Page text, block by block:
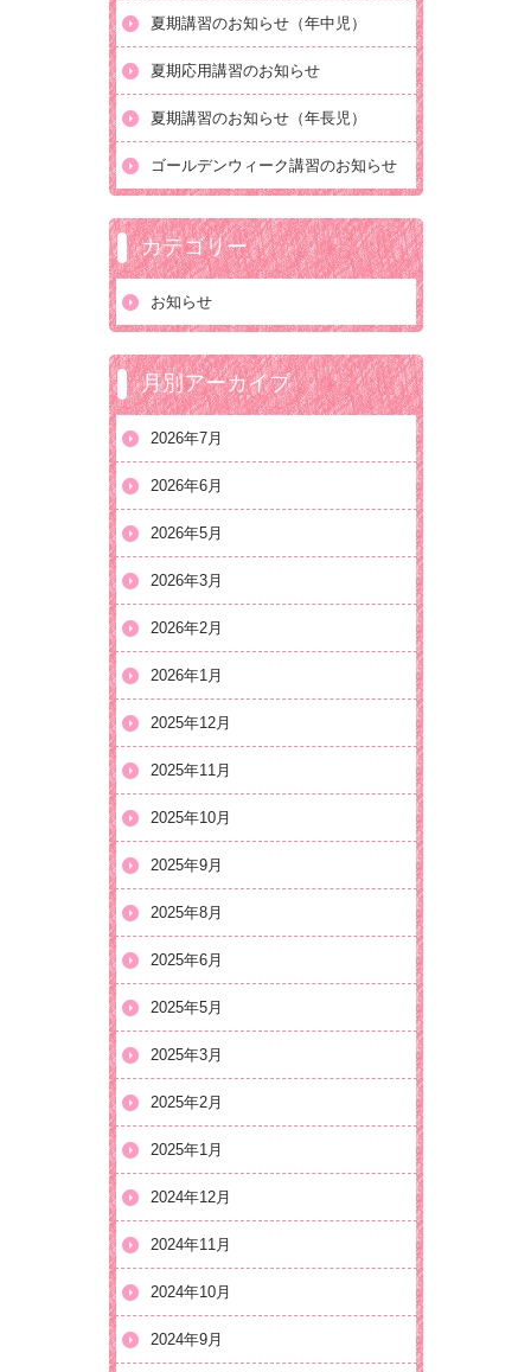
夏期講習のお知らせ（年中児）
夏期応用講習のお知らせ
夏期講習のお知らせ（年長児）
ゴールデンウィーク講習のお知らせ
カテゴリー
お知らせ
月別アーカイブ
2026年7月
2026年6月
2026年5月
2026年3月
2026年2月
2026年1月
2025年12月
2025年11月
2025年10月
2025年9月
2025年8月
2025年6月
2025年5月
2025年3月
2025年2月
2025年1月
2024年12月
2024年11月
2024年10月
2024年9月